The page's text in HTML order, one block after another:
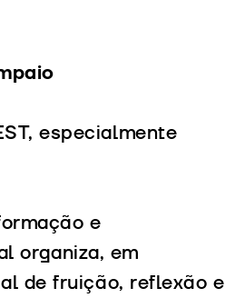
especialmente
e
organiza, em
de fruição, reflexão e